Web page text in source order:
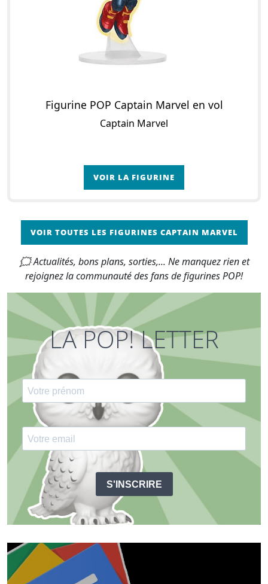
Figurine POP Captain Marvel en vol
Captain Marvel
VOIR LA FIGURINE
VOIR TOUTES LES FIGURINES CAPTAIN MARVEL
🗯 Actualités, bons plans, sorties,... Ne manquez rien et
rejoignez la communauté des fans de figurines POP!
LA POP! LETTER
S'INSCRIRE